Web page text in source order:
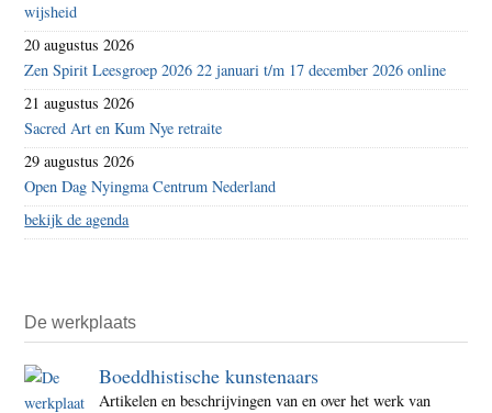
wijsheid
20 augustus 2026
Zen Spirit Leesgroep 2026 22 januari t/m 17 december 2026 online
21 augustus 2026
Sacred Art en Kum Nye retraite
29 augustus 2026
Open Dag Nyingma Centrum Nederland
bekijk de agenda
De werkplaats
Boeddhistische kunstenaars
Artikelen en beschrijvingen van en over het werk van